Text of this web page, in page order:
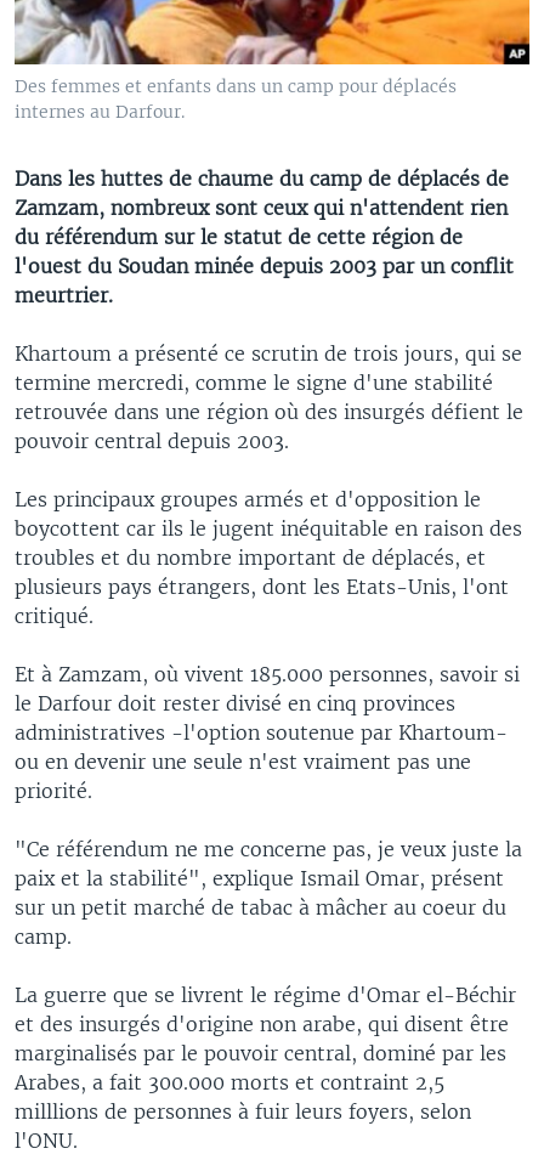
Des femmes et enfants dans un camp pour déplacés
internes au Darfour.
Dans les huttes de chaume du camp de déplacés de
Zamzam, nombreux sont ceux qui n'attendent rien
du référendum sur le statut de cette région de
l'ouest du Soudan minée depuis 2003 par un conflit
meurtrier.
Khartoum a présenté ce scrutin de trois jours, qui se
termine mercredi, comme le signe d'une stabilité
retrouvée dans une région où des insurgés défient le
pouvoir central depuis 2003.
Les principaux groupes armés et d'opposition le
boycottent car ils le jugent inéquitable en raison des
troubles et du nombre important de déplacés, et
plusieurs pays étrangers, dont les Etats-Unis, l'ont
critiqué.
Et à Zamzam, où vivent 185.000 personnes, savoir si
le Darfour doit rester divisé en cinq provinces
administratives -l'option soutenue par Khartoum-
ou en devenir une seule n'est vraiment pas une
priorité.
"Ce référendum ne me concerne pas, je veux juste la
paix et la stabilité", explique Ismail Omar, présent
sur un petit marché de tabac à mâcher au coeur du
camp.
La guerre que se livrent le régime d'Omar el-Béchir
et des insurgés d'origine non arabe, qui disent être
marginalisés par le pouvoir central, dominé par les
Arabes, a fait 300.000 morts et contraint 2,5
milllions de personnes à fuir leurs foyers, selon
l'ONU.